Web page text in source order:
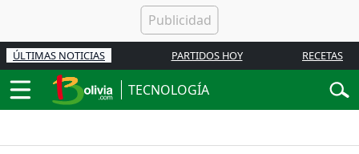
ÚLTIMAS NOTICIAS PARTIDOS HOY RECETAS
TECNOLOGÍA